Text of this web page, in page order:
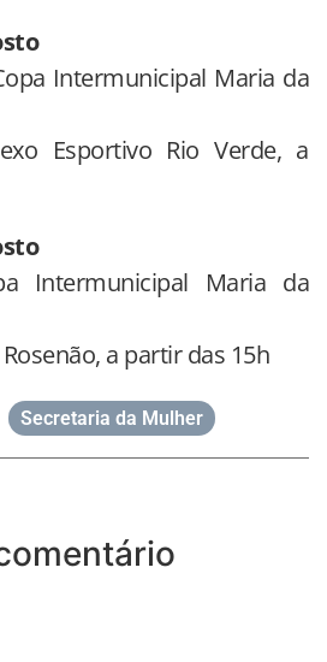
Intermunicipal Maria da
Esportivo Rio Verde, a
Intermunicipal Maria da
a partir das 15h
Secretaria da Mulher